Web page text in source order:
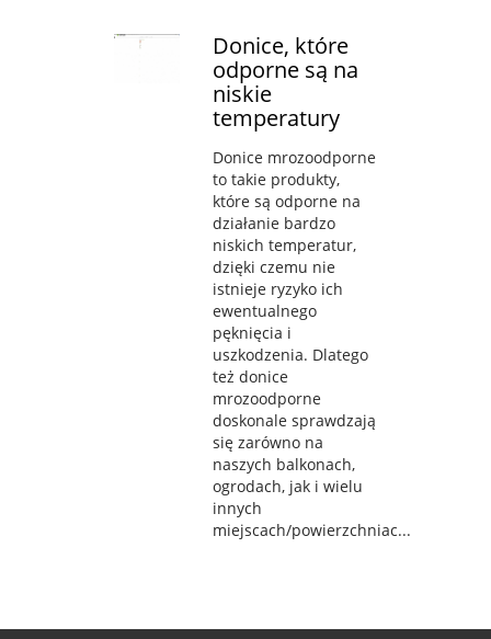
Donice, które
odporne są na
niskie
temperatury
Donice mrozoodporne
to takie produkty,
które są odporne na
działanie bardzo
niskich temperatur,
dzięki czemu nie
istnieje ryzyko ich
ewentualnego
pęknięcia i
uszkodzenia. Dlatego
też donice
mrozoodporne
doskonale sprawdzają
się zarówno na
naszych balkonach,
ogrodach, jak i wielu
innych
miejscach/powierzchniac...